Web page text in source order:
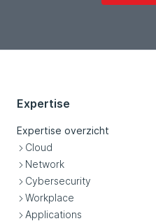
Expertise
Expertise overzicht
Cloud
Network
Cybersecurity
Workplace
Applications